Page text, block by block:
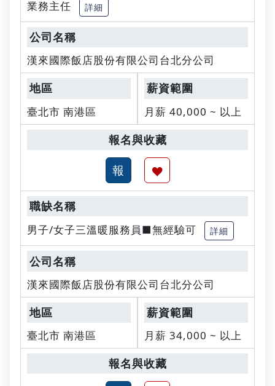
業務主任 詳細
漢來國際飯店股份有限公司台北分公司
臺北市 南港區 月薪 40,000 ~ 以上
男子/女子三溫暖服務員■無經驗可 詳細
漢來國際飯店股份有限公司台北分公司
臺北市 南港區 月薪 34,000 ~ 以上